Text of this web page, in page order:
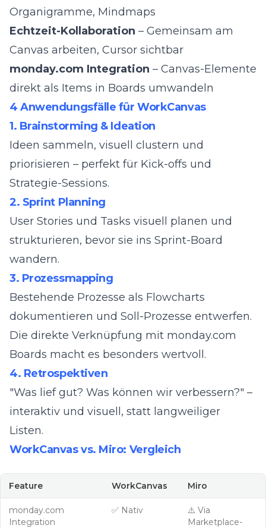
Organigramme, Mindmaps
Echtzeit-Kollaboration – Gemeinsam am
Canvas arbeiten, Cursor sichtbar
monday.com Integration – Canvas-Elemente
direkt als Items in Boards umwandeln
4 Anwendungsfälle für WorkCanvas
1. Brainstorming & Ideation
Ideen sammeln, visuell clustern und
priorisieren – perfekt für Kick-offs und
Strategie-Sessions.
2. Sprint Planning
User Stories und Tasks visuell planen und
strukturieren, bevor sie ins Sprint-Board
wandern.
3. Prozessmapping
Bestehende Prozesse als Flowcharts
dokumentieren und Soll-Prozesse entwerfen.
Die direkte Verknüpfung mit monday.com
Boards macht es besonders wertvoll.
4. Retrospektiven
"Was lief gut? Was können wir verbessern?" –
interaktiv und visuell, statt langweiliger
Listen.
WorkCanvas vs. Miro: Vergleich
Feature WorkCanvas Miro
monday.com
Integration
✅ Nativ
⚠️ Via
Marketplace-